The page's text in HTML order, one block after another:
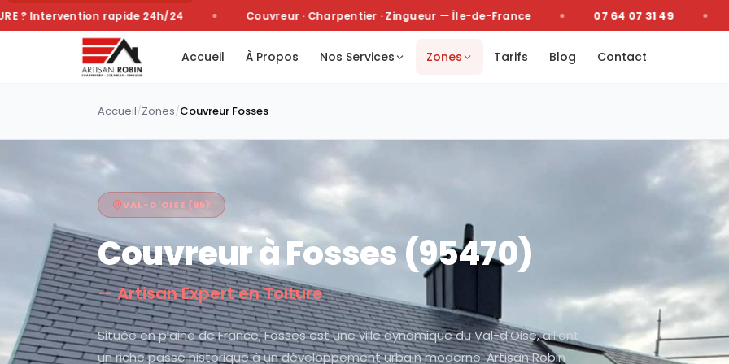
? Intervention rapide 24h/24 Couvreur · Charpentier · Zingueur — Île-de-France 07 64 07 31 49
Accueil À Propos Nos Services Zones Tarifs Blog Contact
Accueil/Zones/Couvreur Fosses
VAL-D'OISE (95)
Couvreur àFosses (95470)
— Artisan Expert en Toiture
Située en plaine de France, Fosses est une ville dynamique du Val-d'Oise, alliant
un riche passé historique à un développement urbain moderne. Artisan Robin